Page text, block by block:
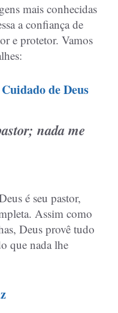
mais conhecidas
a confiança de
e protetor. Vamos
de Deus
nada me
é seu pastor,
Assim como
Deus provê tudo
que nada lhe